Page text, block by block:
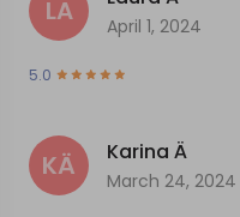
LA April 1, 2024
5.0
KÄ Karina Ä
March 24, 2024